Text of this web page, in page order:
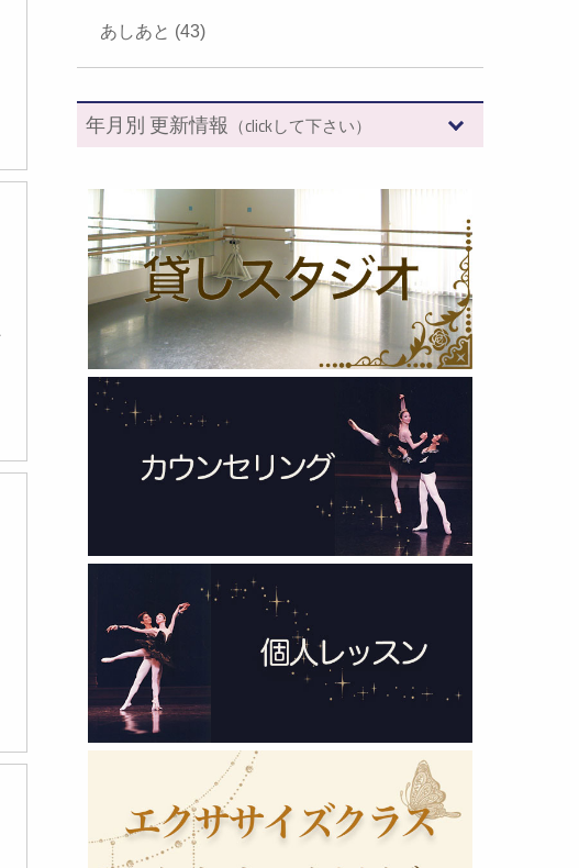
あしあと (43)
年月別 更新情報 （clickして下さい）
2026年 (7)
2025年 (12)
2024年 (12)
2023年 (13)
2022年 (13)
2020年 (3)
2019年 (1)
2017年 (2)